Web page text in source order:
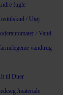
fugle
/ Utøj
/ Vand
vandtrug
til Duer
/materiale